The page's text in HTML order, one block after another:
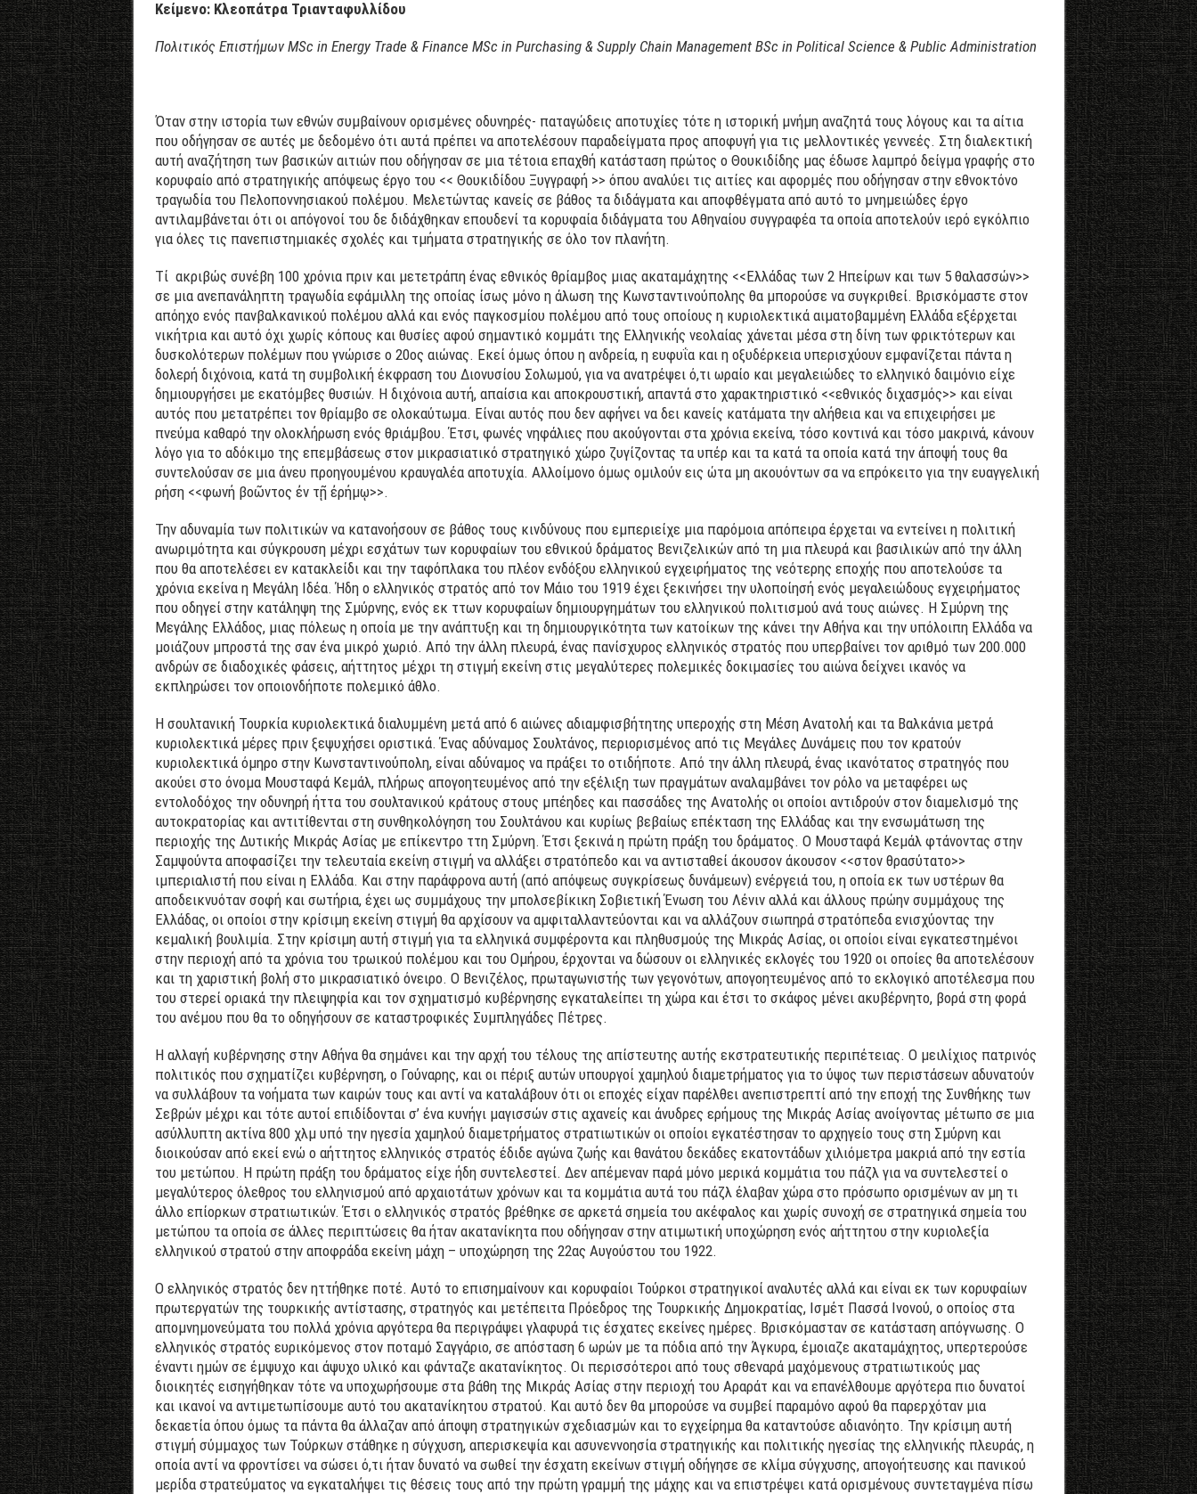
Kείμενο: Κλεοπάτρα Τριανταφυλλίδου
Πολιτικός Επιστήμων MSc in Energy Trade & Finance MSc in Purchasing & Supply Chain Management BSc in Political Science & Public Administration
Όταν στην ιστορία των εθνών συμβαίνουν ορισμένες οδυνηρές- παταγώδεις αποτυχίες τότε η ιστορική μνήμη αναζητά τους λόγους και τα αίτια
που οδήγησαν σε αυτές με δεδομένο ότι αυτά πρέπει να αποτελέσουν παραδείγματα προς αποφυγή για τις μελλοντικές γεννεές. Στη διαλεκτική
αυτή αναζήτηση των βασικών αιτιών που οδήγησαν σε μια τέτοια επαχθή κατάσταση πρώτος ο Θουκιδίδης μας έδωσε λαμπρό δείγμα γραφής στο
κορυφαίο από στρατηγικής απόψεως έργο του << Θουκιδίδου Ξυγγραφή >> όπου αναλύει τις αιτίες και αφορμές που οδήγησαν στην εθνοκτόνο
τραγωδία του Πελοποννησιακού πολέμου. Μελετώντας κανείς σε βάθος τα διδάγματα και αποφθέγματα από αυτό το μνημειώδες έργο
αντιλαμβάνεται ότι οι απόγονοί του δε διδάχθηκαν επουδενί τα κορυφαία διδάγματα του Αθηναίου συγγραφέα τα οποία αποτελούν ιερό εγκόλπιο
για όλες τις πανεπιστημιακές σχολές και τμήματα στρατηγικής σε όλο τον πλανήτη.
Τί ακριβώς συνέβη 100 χρόνια πριν και μετετράπη ένας εθνικός θρίαμβος μιας ακαταμάχητης <<Ελλάδας των 2 Ηπείρων και των 5 θαλασσών>>
σε μια ανεπανάληπτη τραγωδία εφάμιλλη της οποίας ίσως μόνο η άλωση της Κωνσταντινούπολης θα μπορούσε να συγκριθεί. Βρισκόμαστε στον
απόηχο ενός πανβαλκανικού πολέμου αλλά και ενός παγκοσμίου πολέμου από τους οποίους η κυριολεκτικά αιματοβαμμένη Ελλάδα εξέρχεται
νικήτρια και αυτό όχι χωρίς κόπους και θυσίες αφού σημαντικό κομμάτι της Ελληνικής νεολαίας χάνεται μέσα στη δίνη των φρικτότερων και
δυσκολότερων πολέμων που γνώρισε ο 20ος αιώνας. Εκεί όμως όπου η ανδρεία, η ευφυΐα και η οξυδέρκεια υπερισχύουν εμφανίζεται πάντα η
δολερή διχόνοια, κατά τη συμβολική έκφραση του Διονυσίου Σολωμού, για να ανατρέψει ό,τι ωραίο και μεγαλειώδες το ελληνικό δαιμόνιο είχε
δημιουργήσει με εκατόμβες θυσιών. Η διχόνοια αυτή, απαίσια και αποκρουστική, απαντά στο χαρακτηριστικό <<εθνικός διχασμός>> και είναι
αυτός που μετατρέπει τον θρίαμβο σε ολοκαύτωμα. Είναι αυτός που δεν αφήνει να δει κανείς κατάματα την αλήθεια και να επιχειρήσει με
πνεύμα καθαρό την ολοκλήρωση ενός θριάμβου. Έτσι, φωνές νηφάλιες που ακούγονται στα χρόνια εκείνα, τόσο κοντινά και τόσο μακρινά, κάνουν
λόγο για το αδόκιμο της επεμβάσεως στον μικρασιατικό στρατηγικό χώρο ζυγίζοντας τα υπέρ και τα κατά τα οποία κατά την άποψή τους θα
συντελούσαν σε μια άνευ προηγουμένου κραυγαλέα αποτυχία. Αλλοίμονο όμως ομιλούν εις ώτα μη ακουόντων σα να επρόκειτο για την ευαγγελική
ρήση <<φωνή βοῶντος ἐν τῇ ἐρήμῳ>>.
Την αδυναμία των πολιτικών να κατανοήσουν σε βάθος τους κινδύνους που εμπεριείχε μια παρόμοια απόπειρα έρχεται να εντείνει η πολιτική
ανωριμότητα και σύγκρουση μέχρι εσχάτων των κορυφαίων του εθνικού δράματος Βενιζελικών από τη μια πλευρά και βασιλικών από την άλλη
που θα αποτελέσει εν κατακλείδι και την ταφόπλακα του πλέον ενδόξου ελληνικού εγχειρήματος της νεότερης εποχής που αποτελούσε τα
χρόνια εκείνα η Μεγάλη Ιδέα. Ήδη ο ελληνικός στρατός από τον Μάιο του 1919 έχει ξεκινήσει την υλοποίησή ενός μεγαλειώδους εγχειρήματος
που οδηγεί στην κατάληψη της Σμύρνης, ενός εκ ττων κορυφαίων δημιουργημάτων του ελληνικού πολιτισμού ανά τους αιώνες. Η Σμύρνη της
Μεγάλης Ελλάδος, μιας πόλεως η οποία με την ανάπτυξη και τη δημιουργικότητα των κατοίκων της κάνει την Αθήνα και την υπόλοιπη Ελλάδα να
μοιάζουν μπροστά της σαν ένα μικρό χωριό. Από την άλλη πλευρά, ένας πανίσχυρος ελληνικός στρατός που υπερβαίνει τον αριθμό των 200.000
ανδρών σε διαδοχικές φάσεις, αήττητος μέχρι τη στιγμή εκείνη στις μεγαλύτερες πολεμικές δοκιμασίες του αιώνα δείχνει ικανός να
εκπληρώσει τον οποιονδήποτε πολεμικό άθλο.
Η σουλτανική Τουρκία κυριολεκτικά διαλυμμένη μετά από 6 αιώνες αδιαμφισβήτητης υπεροχής στη Μέση Ανατολή και τα Βαλκάνια μετρά
κυριολεκτικά μέρες πριν ξεψυχήσει οριστικά. Ένας αδύναμος Σουλτάνος, περιορισμένος από τις Μεγάλες Δυνάμεις που τον κρατούν
κυριολεκτικά όμηρο στην Κωνσταντινούπολη, είναι αδύναμος να πράξει το οτιδήποτε. Από την άλλη πλευρά, ένας ικανότατος στρατηγός που
ακούει στο όνομα Μουσταφά Κεμάλ, πλήρως απογοητευμένος από την εξέλιξη των πραγμάτων αναλαμβάνει τον ρόλο να μεταφέρει ως
εντολοδόχος την οδυνηρή ήττα του σουλτανικού κράτους στους μπέηδες και πασσάδες της Ανατολής οι οποίοι αντιδρούν στον διαμελισμό της
αυτοκρατορίας και αντιτίθενται στη συνθηκολόγηση του Σουλτάνου και κυρίως βεβαίως επέκταση της Ελλάδας και την ενσωμάτωση της
περιοχής της Δυτικής Μικράς Ασίας με επίκεντρο ττη Σμύρνη. Έτσι ξεκινά η πρώτη πράξη του δράματος. Ο Μουσταφά Κεμάλ φτάνοντας στην
Σαμψούντα αποφασίζει την τελευταία εκείνη στιγμή να αλλάξει στρατόπεδο και να αντισταθεί άκουσον άκουσον <<στον θρασύτατο>>
ιμπεριαλιστή που είναι η Ελλάδα. Και στην παράφρονα αυτή (από απόψεως συγκρίσεως δυνάμεων) ενέργειά του, η οποία εκ των υστέρων θα
αποδεικνυόταν σοφή και σωτήρια, έχει ως συμμάχους την μπολσεβίκικη Σοβιετική Ένωση του Λένιν αλλά και άλλους πρώην συμμάχους της
Ελλάδας, οι οποίοι στην κρίσιμη εκείνη στιγμή θα αρχίσουν να αμφιταλλαντεύονται και να αλλάζουν σιωπηρά στρατόπεδα ενισχύοντας την
κεμαλική βουλιμία. Στην κρίσιμη αυτή στιγμή για τα ελληνικά συμφέροντα και πληθυσμούς της Μικράς Ασίας, οι οποίοι είναι εγκατεστημένοι
στην περιοχή από τα χρόνια του τρωικού πολέμου και του Ομήρου, έρχονται να δώσουν οι ελληνικές εκλογές του 1920 οι οποίες θα αποτελέσουν
και τη χαριστική βολή στο μικρασιατικό όνειρο. Ο Βενιζέλος, πρωταγωνιστής των γεγονότων, απογοητευμένος από το εκλογικό αποτέλεσμα που
του στερεί οριακά την πλειψηφία και τον σχηματισμό κυβέρνησης εγκαταλείπει τη χώρα και έτσι το σκάφος μένει ακυβέρνητο, βορά στη φορά
του ανέμου που θα το οδηγήσουν σε καταστροφικές Συμπληγάδες Πέτρες.
Η αλλαγή κυβέρνησης στην Αθήνα θα σημάνει και την αρχή του τέλους της απίστευτης αυτής εκστρατευτικής περιπέτειας. Ο μειλίχιος πατρινός
πολιτικός που σχηματίζει κυβέρνηση, ο Γούναρης, και οι πέριξ αυτών υπουργοί χαμηλού διαμετρήματος για το ύψος των περιστάσεων αδυνατούν
να συλλάβουν τα νοήματα των καιρών τους και αντί να καταλάβουν ότι οι εποχές είχαν παρέλθει ανεπιστρεπτί από την εποχή της Συνθήκης των
Σεβρών μέχρι και τότε αυτοί επιδίδονται σ’ ένα κυνήγι μαγισσών στις αχανείς και άνυδρες ερήμους της Μικράς Ασίας ανοίγοντας μέτωπο σε μια
ασύλλυπτη ακτίνα 800 χλμ υπό την ηγεσία χαμηλού διαμετρήματος στρατιωτικών οι οποίοι εγκατέστησαν το αρχηγείο τους στη Σμύρνη και
διοικούσαν από εκεί ενώ ο αήττητος ελληνικός στρατός έδιδε αγώνα ζωής και θανάτου δεκάδες εκατοντάδων χιλιόμετρα μακριά από την εστία
του μετώπου. Η πρώτη πράξη του δράματος είχε ήδη συντελεστεί. Δεν απέμεναν παρά μόνο μερικά κομμάτια του πάζλ για να συντελεστεί ο
μεγαλύτερος όλεθρος του ελληνισμού από αρχαιοτάτων χρόνων και τα κομμάτια αυτά του πάζλ έλαβαν χώρα στο πρόσωπο ορισμένων αν μη τι
άλλο επίορκων στρατιωτικών. Έτσι ο ελληνικός στρατός βρέθηκε σε αρκετά σημεία του ακέφαλος και χωρίς συνοχή σε στρατηγικά σημεία του
μετώπου τα οποία σε άλλες περιπτώσεις θα ήταν ακατανίκητα που οδήγησαν στην ατιμωτική υποχώρηση ενός αήττητου στην κυριολεξία
ελληνικού στρατού στην αποφράδα εκείνη μάχη – υποχώρηση της 22ας Αυγούστου του 1922.
Ο ελληνικός στρατός δεν ηττήθηκε ποτέ. Αυτό το επισημαίνουν και κορυφαίοι Τούρκοι στρατηγικοί αναλυτές αλλά και είναι εκ των κορυφαίων
πρωτεργατών της τουρκικής αντίστασης, στρατηγός και μετέπειτα Πρόεδρος της Τουρκικής Δημοκρατίας, Ισμέτ Πασσά Ινονού, ο οποίος στα
απομνημονεύματα του πολλά χρόνια αργότερα θα περιγράψει γλαφυρά τις έσχατες εκείνες ημέρες. Βρισκόμασταν σε κατάσταση απόγνωσης. Ο
ελληνικός στρατός ευρικόμενος στον ποταμό Σαγγάριο, σε απόσταση 6 ωρών με τα πόδια από την Άγκυρα, έμοιαζε ακαταμάχητος, υπερτερούσε
έναντι ημών σε έμψυχο και άψυχο υλικό και φάνταζε ακατανίκητος. Οι περισσότεροι από τους σθεναρά μαχόμενους στρατιωτικούς μας
διοικητές εισηγήθηκαν τότε να υποχωρήσουμε στα βάθη της Μικράς Ασίας στην περιοχή του Αραράτ και να επανέλθουμε αργότερα πιο δυνατοί
και ικανοί να αντιμετωπίσουμε αυτό του ακατανίκητου στρατού. Και αυτό δεν θα μπορούσε να συμβεί παραμόνο αφού θα παρερχόταν μια
δεκαετία όπου όμως τα πάντα θα άλλαζαν από άποψη στρατηγικών σχεδιασμών και το εγχείρημα θα καταντούσε αδιανόητο. Την κρίσιμη αυτή
στιγμή σύμμαχος των Τούρκων στάθηκε η σύγχυση, απερισκεψία και ασυνεννοησία στρατηγικής και πολιτικής ηγεσίας της ελληνικής πλευράς, η
οποία αντί να φροντίσει να σώσει ό,τι ήταν δυνατό να σωθεί την έσχατη εκείνων στιγμή οδήγησε σε κλίμα σύγχυσης, απογοήτευσης και πανικού
μερίδα στρατεύματος να εγκαταλήψει τις θέσεις τους από την πρώτη γραμμή της μάχης και να επιστρέψει κατά ορισμένους συντεταγμένα πίσω